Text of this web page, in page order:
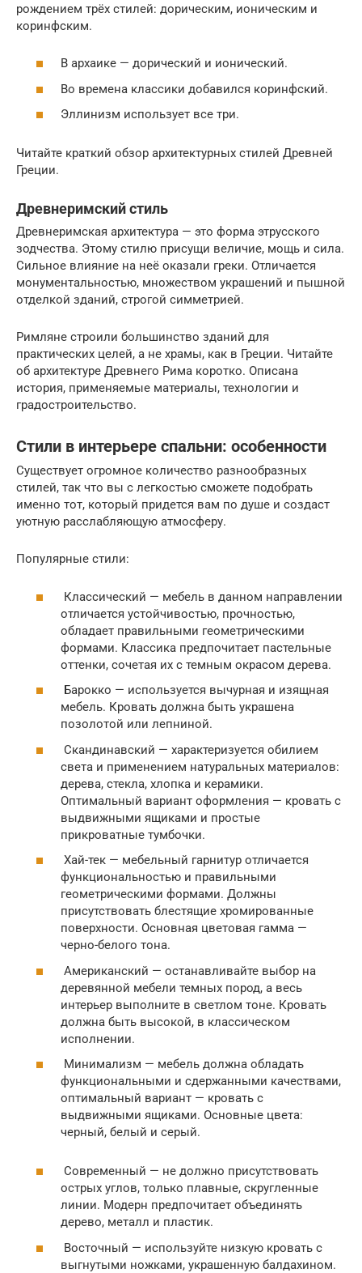
рождением трёх стилей: дорическим, ионическим и
коринфским.
В архаике — дорический и ионический.
Во времена классики добавился коринфский.
Эллинизм использует все три.
Читайте краткий обзор архитектурных стилей Древней
Греции.
Древнеримский стиль
Древнеримская архитектура — это форма этрусского
зодчества. Этому стилю присущи величие, мощь и сила.
Сильное влияние на неё оказали греки. Отличается
монументальностью, множеством украшений и пышной
отделкой зданий, строгой симметрией.
Римляне строили большинство зданий для
практических целей, а не храмы, как в Греции. Читайте
об архитектуре Древнего Рима коротко. Описана
история, применяемые материалы, технологии и
градостроительство.
Стили в интерьере спальни: особенности
Существует огромное количество разнообразных
стилей, так что вы с легкостью сможете подобрать
именно тот, который придется вам по душе и создаст
уютную расслабляющую атмосферу.
Популярные стили:
Классический — мебель в данном направлении
отличается устойчивостью, прочностью,
обладает правильными геометрическими
формами. Классика предпочитает пастельные
оттенки, сочетая их с темным окрасом дерева.
Барокко — используется вычурная и изящная
мебель. Кровать должна быть украшена
позолотой или лепниной.
Скандинавский — характеризуется обилием
света и применением натуральных материалов:
дерева, стекла, хлопка и керамики.
Оптимальный вариант оформления — кровать с
выдвижными ящиками и простые
прикроватные тумбочки.
Хай-тек — мебельный гарнитур отличается
функциональностью и правильными
геометрическими формами. Должны
присутствовать блестящие хромированные
поверхности. Основная цветовая гамма —
черно-белого тона.
Американский — останавливайте выбор на
деревянной мебели темных пород, а весь
интерьер выполните в светлом тоне. Кровать
должна быть высокой, в классическом
исполнении.
Минимализм — мебель должна обладать
функциональными и сдержанными качествами,
оптимальный вариант — кровать с
выдвижными ящиками. Основные цвета:
черный, белый и серый.
Современный — не должно присутствовать
острых углов, только плавные, скругленные
линии. Модерн предпочитает объединять
дерево, металл и пластик.
Восточный — используйте низкую кровать с
выгнутыми ножками, украшенную балдахином.